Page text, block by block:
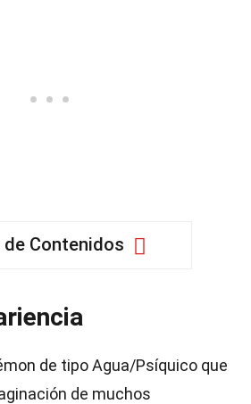
de Contenidos
de tipo Agua/Psíquico que
de muchos